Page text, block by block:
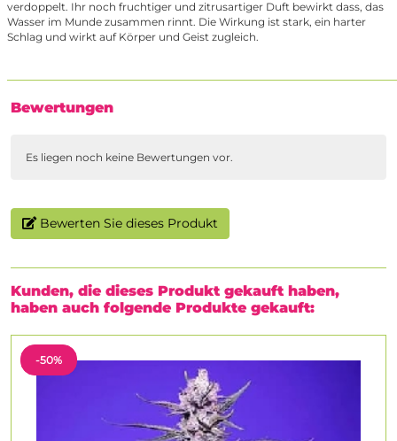
verdoppelt. Ihr noch fruchtiger und zitrusartiger Duft bewirkt dass, das
Wasser im Munde zusammen rinnt. Die Wirkung ist stark, ein harter
Schlag und wirkt auf Körper und Geist zugleich.
Bewertungen
Es liegen noch keine Bewertungen vor.
Bewerten Sie dieses Produkt
Kunden, die dieses Produkt gekauft haben,
haben auch folgende Produkte gekauft:
-50%